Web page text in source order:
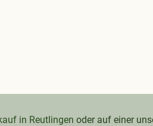
in Reutlingen oder auf einer